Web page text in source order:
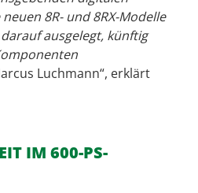
8R- und 8RX-Modelle
ausgelegt, künftig
Luchmann“, erklärt
IM 600-PS-